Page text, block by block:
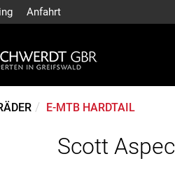
Anfahrt
E-MTB HARDTAIL
Scott